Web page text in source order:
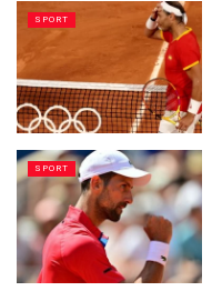
SPORT
SPORT